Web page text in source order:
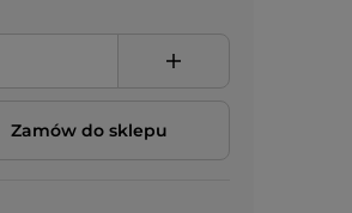
Zamów do sklepu